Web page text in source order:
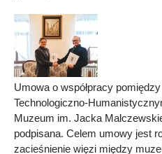
Umowa o współpracy
Technologiczno-
Muzeum im. Jacka
podpisana. Celem umowy jest
zacieśnienie więzi między